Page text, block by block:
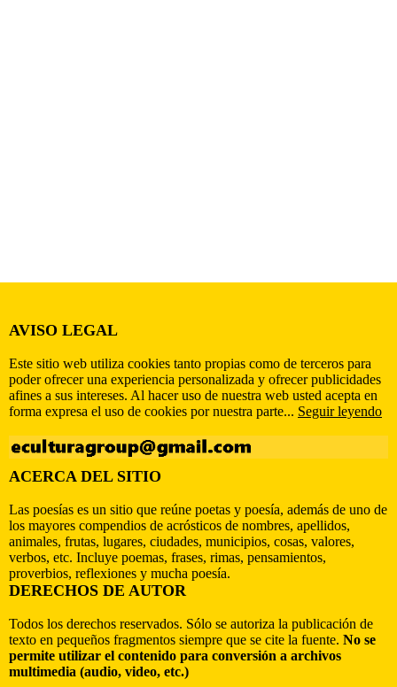
AVISO LEGAL
Este sitio web utiliza cookies tanto propias como de terceros para
poder ofrecer una experiencia personalizada y ofrecer publicidades
afines a sus intereses. Al hacer uso de nuestra web usted acepta en
forma expresa el uso de cookies por nuestra parte... Seguir leyendo
ACERCA DEL SITIO
Las poesías es un sitio que reúne poetas y poesía, además de uno de
los mayores compendios de acrósticos de nombres, apellidos,
animales, frutas, lugares, ciudades, municipios, cosas, valores,
verbos, etc. Incluye poemas, frases, rimas, pensamientos,
proverbios, reflexiones y mucha poesía.
DERECHOS DE AUTOR
Todos los derechos reservados. Sólo se autoriza la publicación de
texto en pequeños fragmentos siempre que se cite la fuente. No se
permite utilizar el contenido para conversión a archivos
multimedia (audio, video, etc.)